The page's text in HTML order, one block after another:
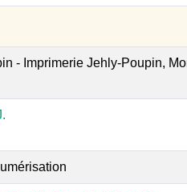
- Imprimerie Jehly-Poupin,